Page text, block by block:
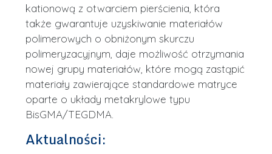
kationową z otwarciem pierścienia, która
także gwarantuje uzyskiwanie materiałów
polimerowych o obniżonym skurczu
polimeryzacyjnym, daje możliwość otrzymania
nowej grupy materiałów, które mogą zastąpić
materiały zawierające standardowe matryce
oparte o układy metakrylowe typu
BisGMA/TEGDMA.
Aktualności: